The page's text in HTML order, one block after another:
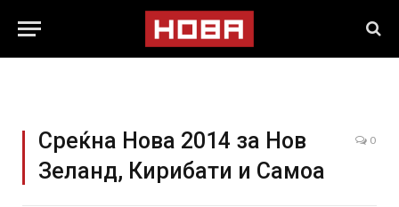
Среќна Нова 2014 за Нов
Зеланд, Кирибати и Самоа
0